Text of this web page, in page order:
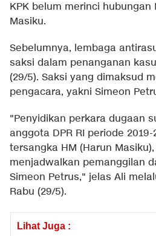
KPK belum merinci
Masiku.
Sebelumnya, lembaga
saksi dalam penanganan
(29/5). Saksi yang dimaksud
pengacara, yakni Simeon
"Penyidikan perkara dugaan
anggota DPR RI periode
tersangka HM (Harun
menjadwalkan pemanggilan
Simeon Petrus," jelas Ali
Rabu (29/5).
Lihat Juga :